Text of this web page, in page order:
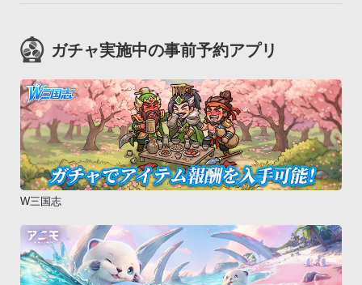
ガチャ実施中の事前予約アプリ
W三国志